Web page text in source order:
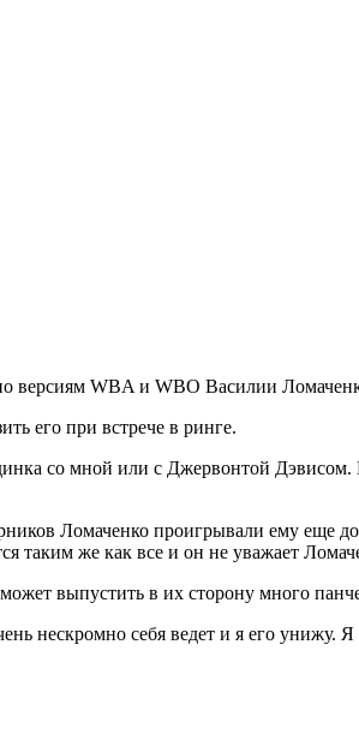
версиям WBA и WBO Василии
его при встрече в ринге.
со мной или с Джервонтой
Ломаченко проигрывали ему еще
таким же как все и он не уважает
выпустить в их сторону много
нескромно себя ведет и я его унижу.